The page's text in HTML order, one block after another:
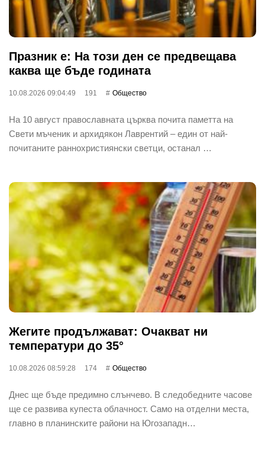
Празник е: На този ден се предвещава
каква ще бъде годината
10.08.2026 09:04:49 191 Общество
На 10 август православната църква почита паметта на
Свети мъченик и архидякон Лаврентий – един от най-
почитаните раннохристиянски светци, останал …
Жегите продължават: Очакват ни
температури до 35°
10.08.2026 08:59:28 174 Общество
Днес ще бъде предимно слънчево. В следобедните часове
ще се развива купеста облачност. Само на отделни места,
главно в планинските райони на Югозападн…